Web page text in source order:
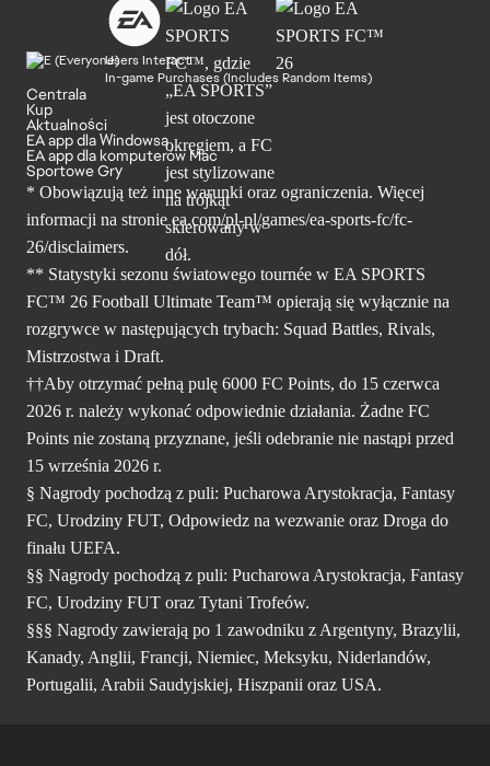
Users Interact
In-game Purchases (Includes Random Items)
Centrala
Kup
Aktualności
EA app dla Windowsa
EA app dla komputerów Mac
Sportowe Gry
* Obowiązują też inne warunki oraz ograniczenia. Więcej
informacji na stronie ea.com/pl-pl/games/ea-sports-fc/fc-
26/disclaimers.
** Statystyki sezonu światowego tournée w EA SPORTS
FC™ 26 Football Ultimate Team™ opierają się wyłącznie na
rozgrywce w następujących trybach: Squad Battles, Rivals,
Mistrzostwa i Draft.
††Aby otrzymać pełną pulę 6000 FC Points, do 15 czerwca
2026 r. należy wykonać odpowiednie działania. Żadne FC
Points nie zostaną przyznane, jeśli odebranie nie nastąpi przed
15 września 2026 r.
§ Nagrody pochodzą z puli: Pucharowa Arystokracja, Fantasy
FC, Urodziny FUT, Odpowiedz na wezwanie oraz Droga do
finału UEFA.
§§ Nagrody pochodzą z puli: Pucharowa Arystokracja, Fantasy
FC, Urodziny FUT oraz Tytani Trofeów.
§§§ Nagrody zawierają po 1 zawodniku z Argentyny, Brazylii,
Kanady, Anglii, Francji, Niemiec, Meksyku, Niderlandów,
Portugalii, Arabii Saudyjskiej, Hiszpanii oraz USA.